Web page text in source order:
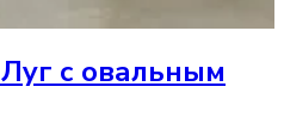
Луг с овальным